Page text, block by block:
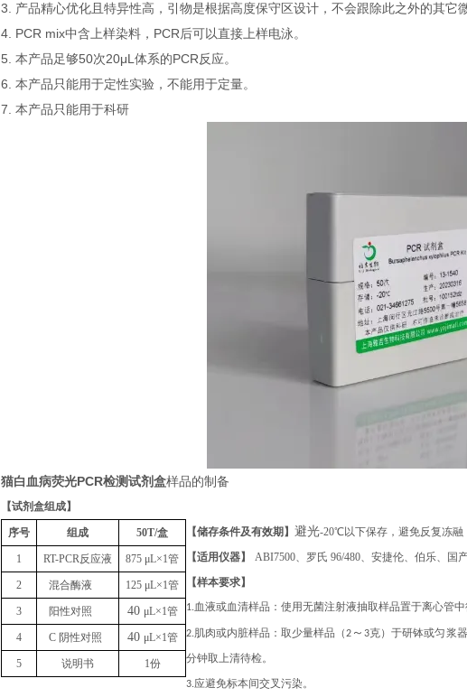
3. 产品精心优化且特异性高，引物是根据高度保守区设计，不会跟除此之外的其它
4. PCR mix中含上样染料，PCR后可以直接上样电泳。
5. 本产品足够50次20μL体系的PCR反应。
6. 本产品只能用于定性实验，不能用于定量。
7. 本产品只能用于科研
猫白血病荧光PCR检测试剂盒样品的制备
【试剂盒组成】
序号 组成 50T/盒
1 RT-PCR反应液 875 μL×1管
2 混合酶液 125 μL×1管
3 阳性对照 40 μL×1管
4 C 阴性对照 40 μL×1管
5 说明书 1份
【储存条件及有效期】 避光-20℃以下保存，避免反复冻融
【适用仪器】
ABI7500、罗氏 96/480、安捷伦、伯乐、国
【样本要求】
1.血液或血清样品：使用无菌注射液抽取样品置于离心管中
2.肌肉或内脏样品：取少量样品（2 ～3克）于研钵或匀浆
分钟取上清待检。
3.应避免标本间交叉污染。